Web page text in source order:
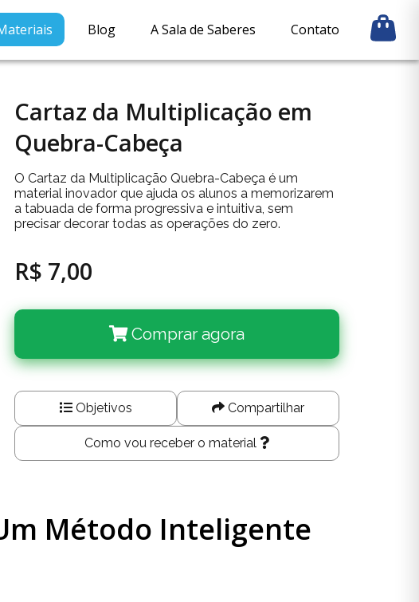
Blog A Sala de Saberes Contato
Cartaz da Multiplicação em
Quebra-Cabeça
O Cartaz da Multiplicação Quebra-Cabeça é um
material inovador que ajuda os alunos a memorizarem
a tabuada de forma progressiva e intuitiva, sem
precisar decorar todas as operações do zero.
R$ 7,00
Comprar agora
Objetivos Compartilhar
Como vou receber o material
Método Inteligente